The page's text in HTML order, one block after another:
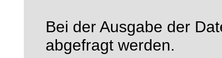
Bei der Ausgabe der
abgefragt werden.